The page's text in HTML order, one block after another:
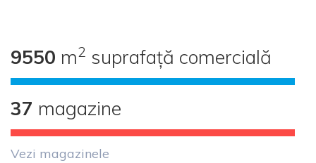
9550 m2 suprafață comercială
37 magazine
Vezi magazinele